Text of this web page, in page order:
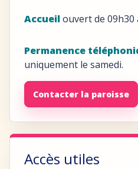
Accueilouvert de 09h30
Permanence
uniquement le samedi.
Contacter la paroisse
Accès utiles